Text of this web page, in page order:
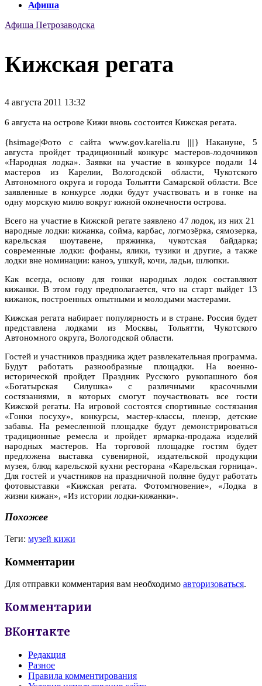
Афиша
Афиша Петрозаводска
Кижская регата
4 августа 2011 13:32
6 августа на острове Кижи вновь состоится Кижская регата.
{hsimage|Фото с сайта www.gov.karelia.ru ||||} Накануне, 5
августа пройдет традиционный конкурс мастеров-лодочников
«Народная лодка». Заявки на участие в конкурсе подали 14
мастеров из Карелии, Вологодской области, Чукотского
Автономного округа и города Тольятти Самарской области. Все
заявленные в конкурсе лодки будут участвовать и в гонке на
одну морскую милю вокруг южной оконечности острова.
Всего на участие в Кижской регате заявлено 47 лодок, из них 21
народные лодки: кижанка, сойма, карбас, логмозёрка, сямозерка,
карельская шоутавене, пряжинка, чукотская байдарка;
современные лодки: фофаны, ялики, тузики и другие, а также
лодки вне номинации: каноэ, ушкуй, кочи, ладьи, шлюпки.
Как всегда, основу для гонки народных лодок составляют
кижанки. В этом году предполагается, что на старт выйдет 13
кижанок, построенных опытными и молодыми мастерами.
Кижская регата набирает популярность и в стране. Россия будет
представлена лодками из Москвы, Тольятти, Чукотского
Автономного округа, Вологодской области.
Гостей и участников праздника ждет развлекательная программа.
Будут работать разнообразные площадки. На военно-
исторической пройдет Праздник Русского рукопашного боя
«Богатырская Силушка» с различными красочными
состязаниями, в которых смогут поучаствовать все гости
Кижской регаты. На игровой состоятся спортивные состязания
«Гонки посуху», конкурсы, мастер-классы, пленэр, детские
забавы. На ремесленной площадке будут демонстрироваться
традиционные ремесла и пройдет ярмарка-продажа изделий
народных мастеров. На торговой площадке гостям будет
предложена выставка сувенирной, издательской продукции
музея, блюд карельской кухни ресторана «Карельская горница».
Для гостей и участников на праздничной поляне будут работать
фотовыставки «Кижская регата. Фотомгновение», «Лодка в
жизни кижан», «Из истории лодки-кижанки».
Похожее
Теги: музей кижи
Комментарии
Для отправки комментария вам необходимо авторизоваться.
Комментарии
ВКонтакте
Редакция
Разное
Правила комментирования